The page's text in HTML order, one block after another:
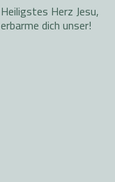
Heiligstes Herz Jesu,
erbarme dich unser!